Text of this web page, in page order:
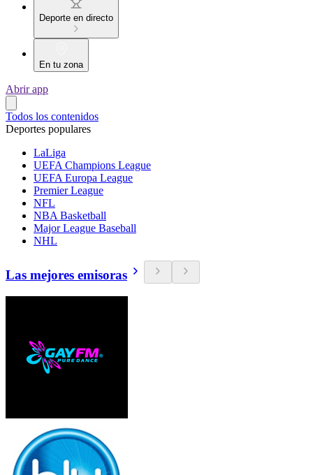
Deporte en directo
En tu zona
Abrir app
Todos los contenidos
Deportes populares
LaLiga
UEFA Champions League
UEFA Europa League
Premier League
NFL
NBA Basketball
Major League Baseball
NHL
Las mejores emisoras